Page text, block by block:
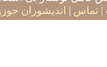
| تماس | اندیشوران